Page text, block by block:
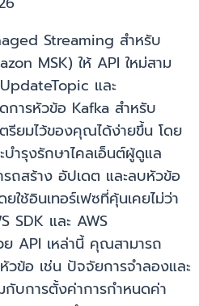
Streaming สำหรับ
MSK) ให้ API ใหม่สาม
และ
การหัวข้อ Kafka สำหรับ
รียมไว้ของคุณได้ง่ายขึ้น โดย
ำรุงรักษาไคลเอ็นต์ผู้ดูแล
ถสร้าง อัปเดต และลบหัวข้อ
ใช้อินเทอร์เฟซที่คุ้นเคยไม่ว่า
SDK และ AWS
API เหล่านี้ คุณสามารถ
ข้อ เช่น ปัจจัยการจำลองและ
บการตั้งค่าการกำหนดค่า